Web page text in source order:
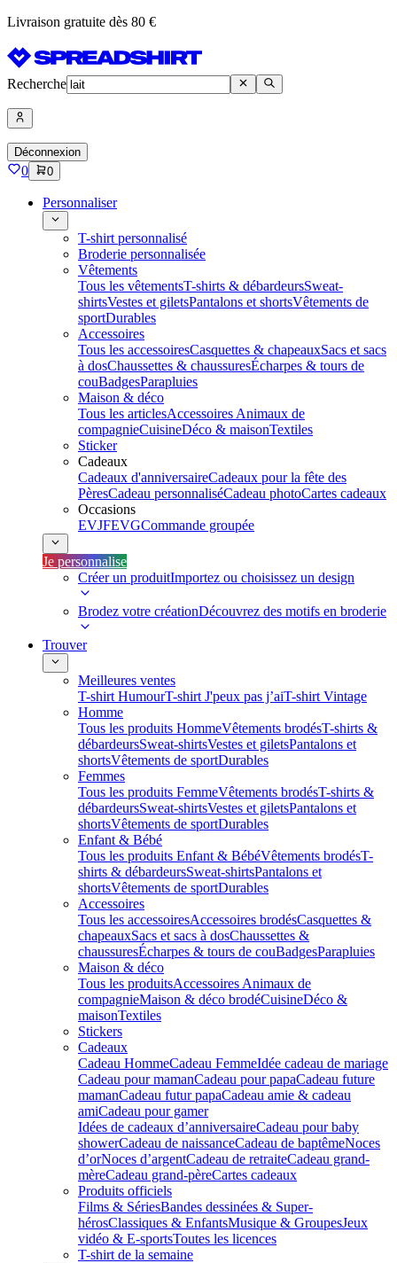
Livraison gratuite dès 80 €
Recherche
Déconnexion
0 0
Personnaliser
T-shirt personnalisé
Broderie personnalisée
Vêtements
Tous les vêtementsT-shirts & débardeursSweat-
shirtsVestes et giletsPantalons et shortsVêtements de
sportDurables
Accessoires
Tous les accessoiresCasquettes & chapeauxSacs et sacs
à dosChaussettes & chaussuresÉcharpes & tours de
couBadgesParapluies
Maison & déco
Tous les articlesAccessoires Animaux de
compagnieCuisineDéco & maisonTextiles
Sticker
Cadeaux
Cadeaux d'anniversaireCadeaux pour la fête des
PèresCadeau personnaliséCadeau photoCartes cadeaux
Occasions
EVJFEVGCommande groupée
Je personnalise
Créer un produitImportez ou choisissez un design
Brodez votre créationDécouvrez des motifs en broderie
Trouver
Meilleures ventes
T-shirt HumourT-shirt J'peux pas j’aiT-shirt Vintage
Homme
Tous les produits HommeVêtements brodésT-shirts &
débardeursSweat-shirtsVestes et giletsPantalons et
shortsVêtements de sportDurables
Femmes
Tous les produits FemmeVêtements brodésT-shirts &
débardeursSweat-shirtsVestes et giletsPantalons et
shortsVêtements de sportDurables
Enfant & Bébé
Tous les produits Enfant & BébéVêtements brodésT-
shirts & débardeursSweat-shirtsPantalons et
shortsVêtements de sportDurables
Accessoires
Tous les accessoiresAccessoires brodésCasquettes &
chapeauxSacs et sacs à dosChaussettes &
chaussuresÉcharpes & tours de couBadgesParapluies
Maison & déco
Tous les produitsAccessoires Animaux de
compagnieMaison & déco brodéCuisineDéco &
maisonTextiles
Stickers
Cadeaux
Cadeau HommeCadeau FemmeIdée cadeau de mariage​
Cadeau pour mamanCadeau pour papaCadeau future
mamanCadeau futur papaCadeau amie & cadeau
amiCadeau pour gamer
Idées de cadeaux d’anniversaireCadeau pour baby
showerCadeau de naissanceCadeau de baptêmeNoces
d’orNoces d’argentCadeau de retraiteCadeau grand-
mèreCadeau grand-pèreCartes cadeaux
Produits officiels
Films & SériesBandes dessinées & Super-
hérosClassiques & EnfantsMusique & GroupesJeux
vidéo & E-sportsToutes les licences
T-shirt de la semaine